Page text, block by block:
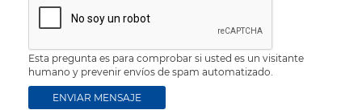
Esta pregunta es para comprobar si usted es un visitante
humano y prevenir envíos de spam automatizado.